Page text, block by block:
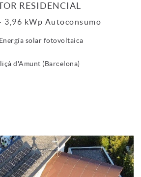
RESIDENCIAL
3,96 kWp Autoconsumo
Energía solar fotovoltaica
d'Amunt (Barcelona)